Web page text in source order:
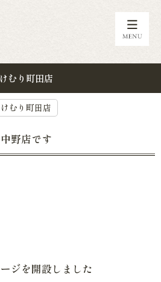
けむり町田店
けむり町田店
中野店です
ジを開設しました